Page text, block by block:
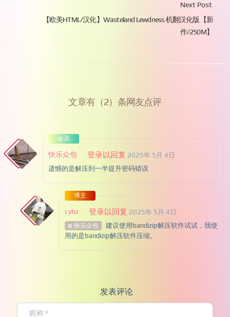
Next Post
【欧美HTML/汉化】Wasteland Lewdness 机翻汉化版【新
作/250M】
文章有（2）条网友点评
会员
登录以回复
快乐众包
2025年 5月 4日
遗憾的是解压到一半提升密码错误
博主
登录以回复
cybz 2025年 5月 4日
@ 快乐众包
建议使用bandizip解压软件试试，我使
用的是bandizip解压软件压缩。
发表评论